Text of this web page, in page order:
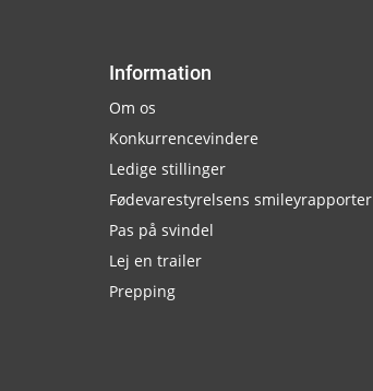
Information
Om os
Konkurrencevindere
Ledige stillinger
Fødevarestyrelsens smileyrapporter
Pas på svindel
Lej en trailer
Prepping